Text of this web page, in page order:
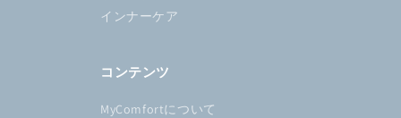
インナーケア
コンテンツ
MyComfortについて